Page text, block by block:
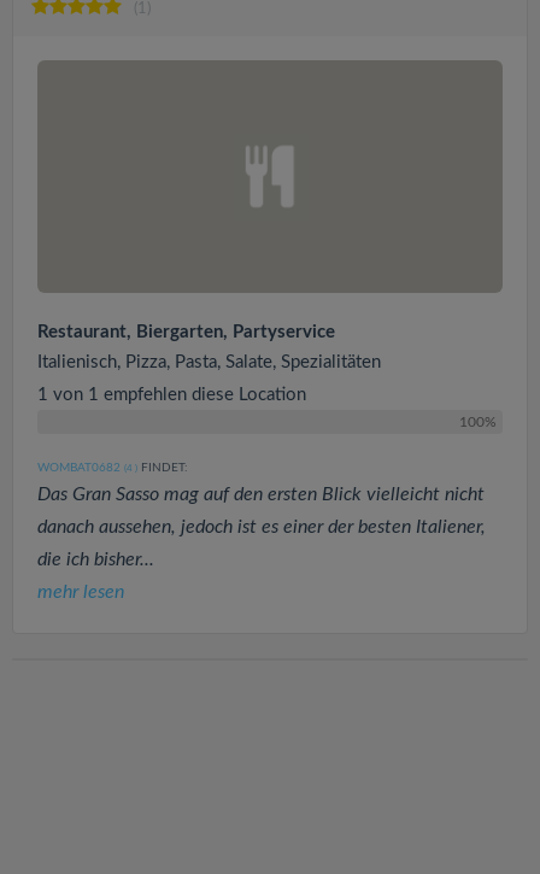
(1)
Restaurant, Biergarten, Partyservice
Italienisch, Pizza, Pasta, Salate, Spezialitäten
1 von 1 empfehlen diese Location
100%
WOMBAT0682 (4 ) FINDET:
Das Gran Sasso mag auf den ersten Blick vielleicht nicht
danach aussehen, jedoch ist es einer der besten Italiener,
die ich bisher...
mehr lesen